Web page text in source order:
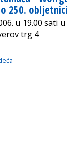
250.
u 19.00 sati
trg 4